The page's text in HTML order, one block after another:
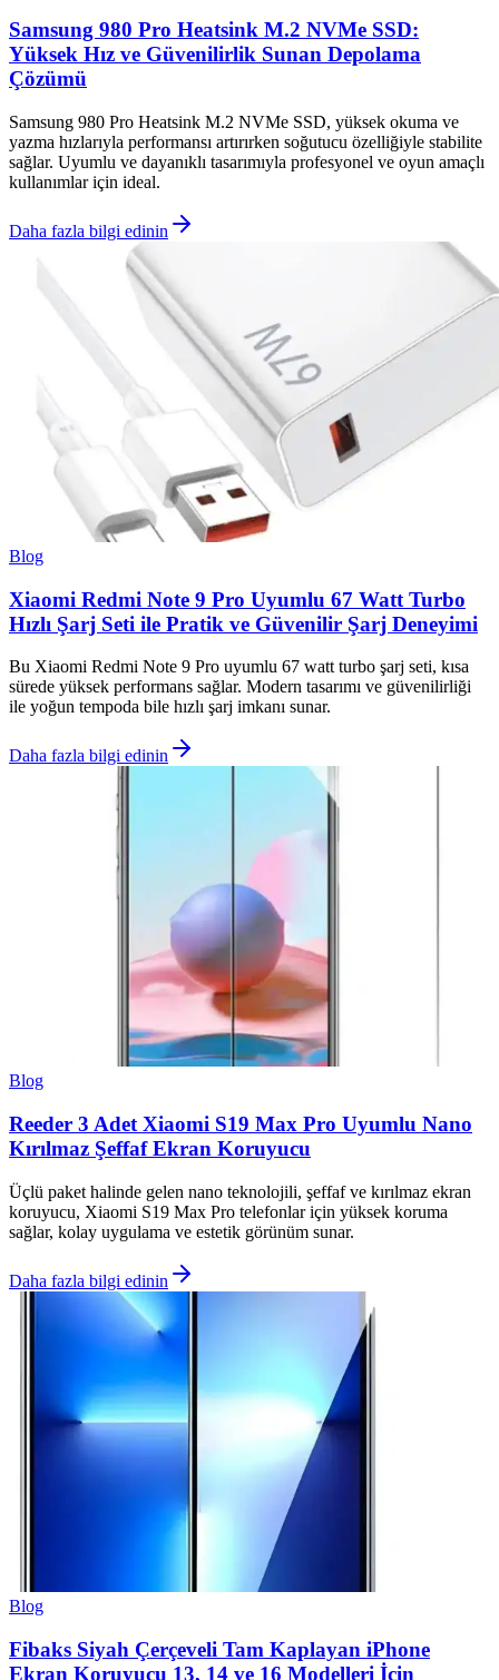
Samsung 980 Pro Heatsink M.2 NVMe SSD:
Yüksek Hız ve Güvenilirlik Sunan Depolama
Çözümü
Samsung 980 Pro Heatsink M.2 NVMe SSD, yüksek okuma ve
yazma hızlarıyla performansı artırırken soğutucu özelliğiyle stabilite
sağlar. Uyumlu ve dayanıklı tasarımıyla profesyonel ve oyun amaçlı
kullanımlar için ideal.
Daha fazla bilgi edinin
Blog
Xiaomi Redmi Note 9 Pro Uyumlu 67 Watt Turbo
Hızlı Şarj Seti ile Pratik ve Güvenilir Şarj Deneyimi
Bu Xiaomi Redmi Note 9 Pro uyumlu 67 watt turbo şarj seti, kısa
sürede yüksek performans sağlar. Modern tasarımı ve güvenilirliği
ile yoğun tempoda bile hızlı şarj imkanı sunar.
Daha fazla bilgi edinin
Blog
Reeder 3 Adet Xiaomi S19 Max Pro Uyumlu Nano
Kırılmaz Şeffaf Ekran Koruyucu
Üçlü paket halinde gelen nano teknolojili, şeffaf ve kırılmaz ekran
koruyucu, Xiaomi S19 Max Pro telefonlar için yüksek koruma
sağlar, kolay uygulama ve estetik görünüm sunar.
Daha fazla bilgi edinin
Blog
Fibaks Siyah Çerçeveli Tam Kaplayan iPhone
Ekran Koruyucu 13, 14 ve 16 Modelleri İçin